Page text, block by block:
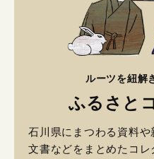
ルーツを紐解
ふるさと
石川県にまつわる資料
文書などをまとめたコ